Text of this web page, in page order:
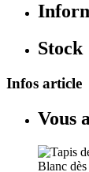
Stock
Infos article
Vous